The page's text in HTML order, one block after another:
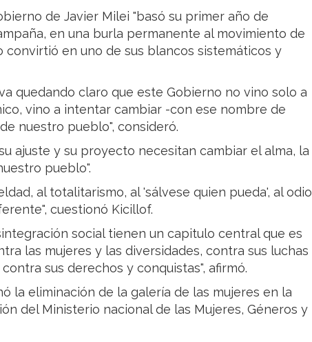
de Javier Milei "basó su primer año de
en una burla permanente al movimiento de
convirtió en uno de sus blancos sistemáticos y
quedando claro que este Gobierno no vino solo a
vino a intentar cambiar -con ese nombre de
nuestro pueblo", consideró.
ajuste y su proyecto necesitan cambiar el alma, la
pueblo".
al totalitarismo, al 'sálvese quien pueda', al odio
cuestionó Kicillof.
social tienen un capitulo central que es
las mujeres y las diversidades, contra sus luchas
sus derechos y conquistas", afirmó.
la eliminación de la galería de las mujeres en la
del Ministerio nacional de las Mujeres, Géneros y